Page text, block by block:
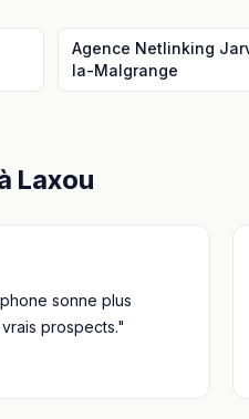
Agence Netlinking
la-Malgrange
Laxou
sonne plus
prospects."